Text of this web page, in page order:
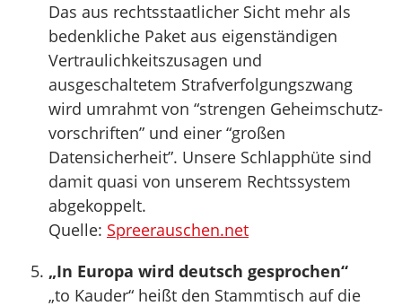
Das aus rechtsstaatlicher Sicht mehr als
bedenkliche Paket aus eigenständigen
Vertraulichkeitszusagen und
ausgeschaltetem Strafverfolgungszwang
wird umrahmt von “strengen Geheimschutz-
vorschriften” und einer “großen
Datensicherheit”. Unsere Schlapphüte sind
damit quasi von unserem Rechtssystem
abgekoppelt.
Quelle: Spreerauschen.net
„In Europa wird deutsch gesprochen“
„to Kauder“ heißt den Stammtisch auf die